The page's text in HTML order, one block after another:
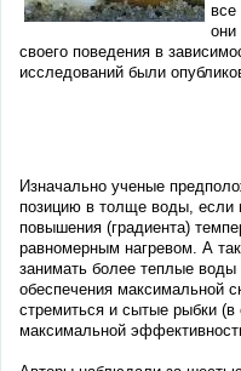
все
они
своего поведения в
исследований были
Изначально ученые
позицию в толще воды, если
повышения (градиента)
равномерным нагревом. А
занимать более теплые
обеспечения максимальной
стремиться и сытые рыбки (в
максимальной